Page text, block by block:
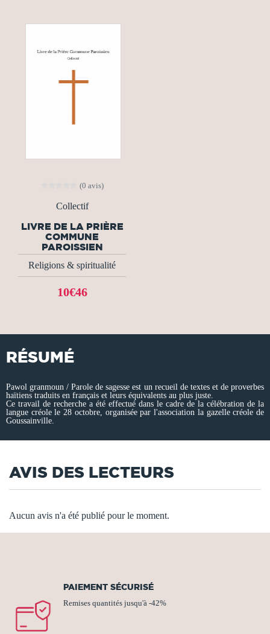
(0 avis)
Collectif
LIVRE DE LA PRIÈRE
COMMUNE
PAROISSIEN
Religions & spiritualité
10€46
RÉSUMÉ
Pawol granmoun / Parole de sagesse est un recueil de textes et de proverbes
haïtiens traduits en français et leurs équivalents au plus juste.
Ce travail de recherche a été effectué dans le cadre de la célébration de la
langue créole le 28 octobre, organisée par l'association la gazelle créole de
Goussainville.
AVIS DES LECTEURS
Aucun avis n'a été publié pour le moment.
PAIEMENT SÉCURISÉ
Remises quantités jusqu'à -42%